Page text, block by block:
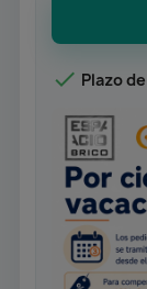
 Plazo